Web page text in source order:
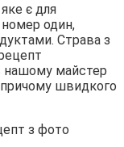
є для
один,
Страва з
нашому майстер
причому швидкого